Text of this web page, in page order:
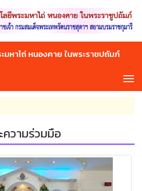
มหาไถ่ หนองคาย ในพระราชปถัมภ์
วามร่วมมือ